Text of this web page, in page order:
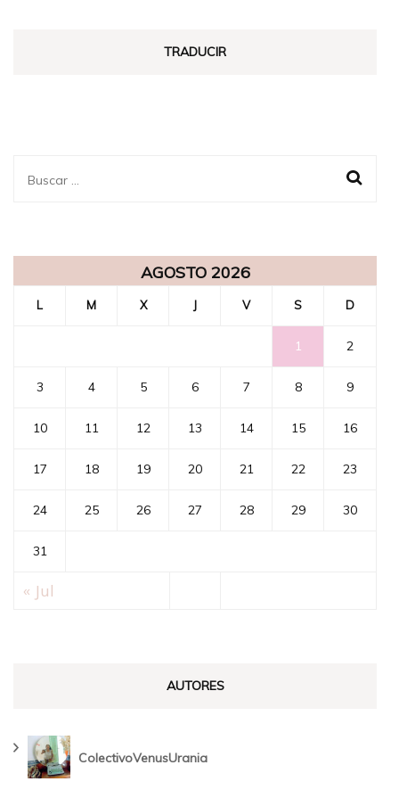
TRADUCIR
Buscar:
AGOSTO 2026
L M X J V S D
1 2
3 4 5 6 7 8 9
10 11 12 13 14 15 16
17 18 19 20 21 22 23
24 25 26 27 28 29 30
31
« Jul
AUTORES
ColectivoVenusUrania